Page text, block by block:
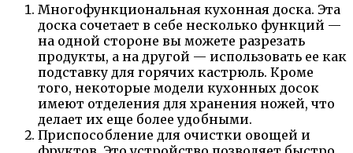
Многофункциональная кухонная доска. Эта
доска сочетает в себе несколько функций —
на одной стороне вы можете разрезать
продукты, а на другой — использовать ее как
подставку для горячих кастрюль. Кроме
того, некоторые модели кухонных досок
имеют отделения для хранения ножей, что
делает их еще более удобными.
Приспособление для очистки овощей и